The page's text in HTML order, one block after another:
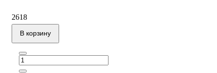
2618
В корзину